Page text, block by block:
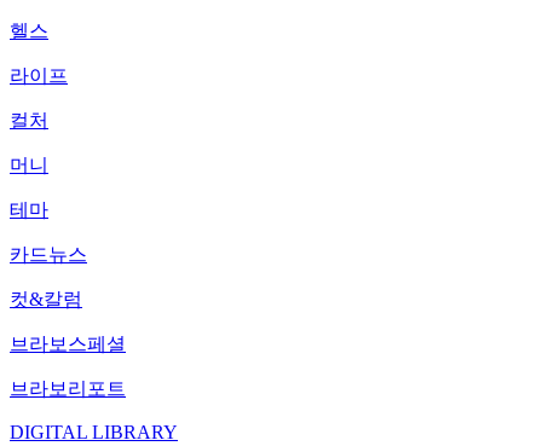
헬스
라이프
컬처
머니
테마
카드뉴스
컷&칼럼
브라보스페셜
브라보리포트
DIGITAL LIBRARY